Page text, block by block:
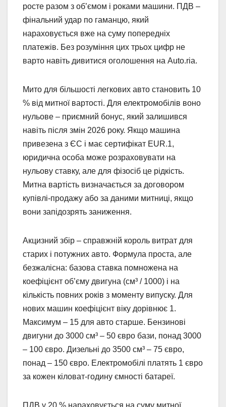
росте разом з об’ємом і роками машини. ПДВ –
фінальний удар по гаманцю, який
нараховується вже на суму попередніх
платежів. Без розуміння цих трьох цифр не
варто навіть дивитися оголошення на Auto.ria.
Мито для більшості легкових авто становить 10
% від митної вартості. Для електромобілів воно
нульове – приємний бонус, який залишився
навіть після змін 2026 року. Якщо машина
привезена з ЄС і має сертифікат EUR.1,
юридична особа може розраховувати на
нульову ставку, але для фізосіб це рідкість.
Митна вартість визначається за договором
купівлі-продажу або за даними митниці, якщо
вони запідозрять заниження.
Акцизний збір – справжній король витрат для
старих і потужних авто. Формула проста, але
безжалісна: базова ставка помножена на
коефіцієнт об’єму двигуна (см³ / 1000) і на
кількість повних років з моменту випуску. Для
нових машин коефіцієнт віку дорівнює 1.
Максимум – 15 для авто старше. Бензинові
двигуни до 3000 см³ – 50 євро бази, понад 3000
– 100 євро. Дизельні до 3500 см³ – 75 євро,
понад – 150 євро. Електромобілі платять 1 євро
за кожен кіловат-годину ємності батареї.